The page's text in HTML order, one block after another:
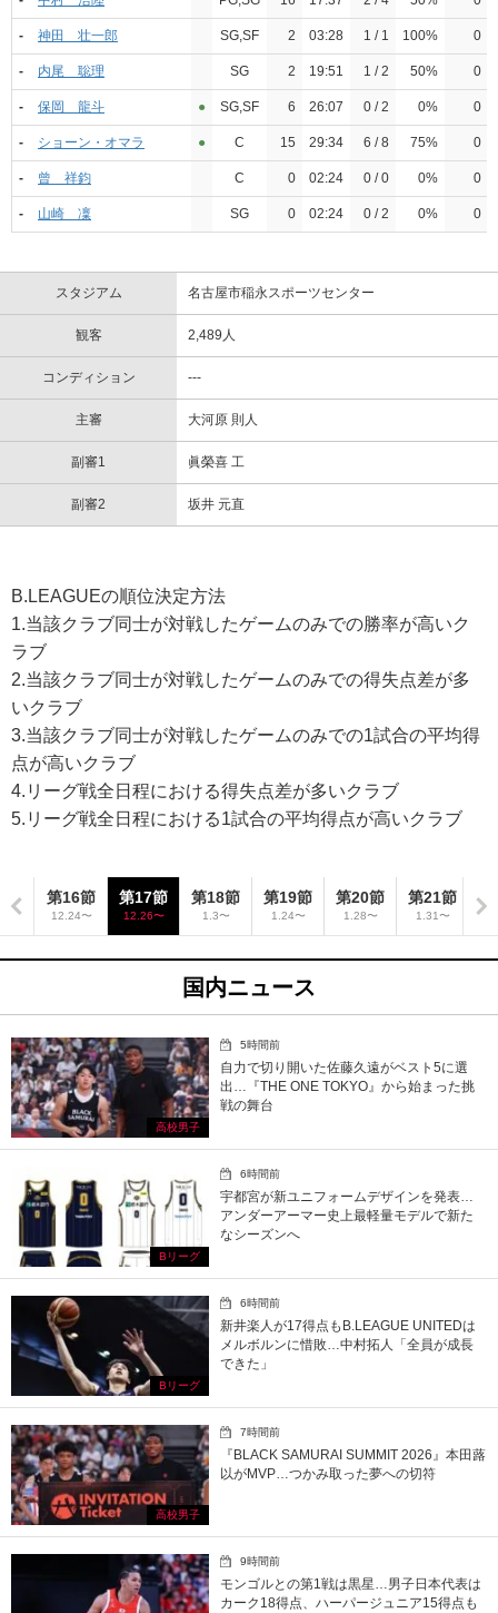
- 神田 壮一郎 SG,SF 2 03:28 1 / 1 100% 0
- 内尾 聡理 SG 2 19:51 1 / 2 50% 0
- 保岡 龍斗 ●︎ SG,SF 6 26:07 0 / 2 0% 0
- ショーン・オマラ ●︎ C 15 29:34 6 / 8 75% 0
- 曾 祥鈞 C 0 02:24 0 / 0 0% 0
- 山崎 凜 SG 0 02:24 0 / 2 0% 0
スタジアム 名古屋市稲永スポーツセンター
観客 2,489人
コンディション ---
主審 大河原 則人
副審1 眞榮喜 工
副審2 坂井 元直
B.LEAGUEの順位決定方法
1.当該クラブ同士が対戦したゲームのみでの勝率が高いク
ラブ
2.当該クラブ同士が対戦したゲームのみでの得失点差が多
いクラブ
3.当該クラブ同士が対戦したゲームのみでの1試合の平均得
点が高いクラブ
4.リーグ戦全日程における得失点差が多いクラブ
5.リーグ戦全日程における1試合の平均得点が高いクラブ
節
〜
第16節
12.24〜
第17節
12.26〜
第18節
1.3〜
第19節
1.24〜
第20節
1.28〜
第21節
1.31〜
国内ニュース
高校男子
5時間前
自力で切り開いた佐藤久遠がベスト5に選
出…『THE ONE TOKYO』から始まった挑
戦の舞台
Bリーグ
6時間前
宇都宮が新ユニフォームデザインを発表…
アンダーアーマー史上最軽量モデルで新た
なシーズンへ
Bリーグ
6時間前
新井楽人が17得点もB.LEAGUE UNITEDは
メルボルンに惜敗…中村拓人「全員が成長
できた」
高校男子
7時間前
『BLACK SAMURAI SUMMIT 2026』本田蕗
以がMVP…つかみ取った夢への切符
9時間前
モンゴルとの第1戦は黒星…男子日本代表は
カーク18得点、ハーパージュニア15得点も